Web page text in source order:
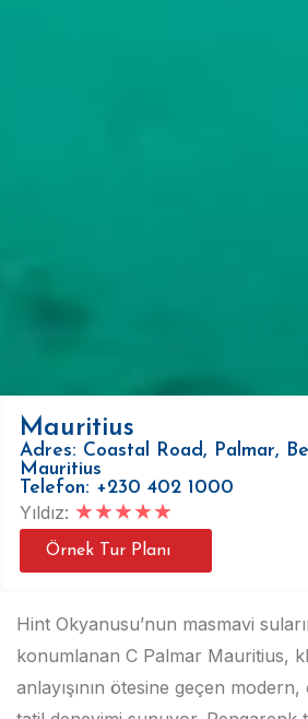
Mauritius
Adres: Coastal Road, Palmar,
Mauritius
Telefon: +230 402 1000
Yıldız: ★★★★★
Örnek Tur Planı
Hint Okyanusu’nun masmavi
konumlanan C Palmar Mauritius,
anlayışının ötesine geçen